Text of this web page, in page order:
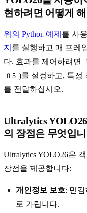
현하려면 어떻게
위의 Python 예제 를 사
지 를 실행하고 매 프레
다. 효과를 제어하려면
0.5 )를 설정하고, 특정
를 전달하십시오.
Ultralytics
의 장점은 무엇입
Ultralytics YOLO26은
장점을 제공합니다:
개인정보 보호: 민
로 가립니다.